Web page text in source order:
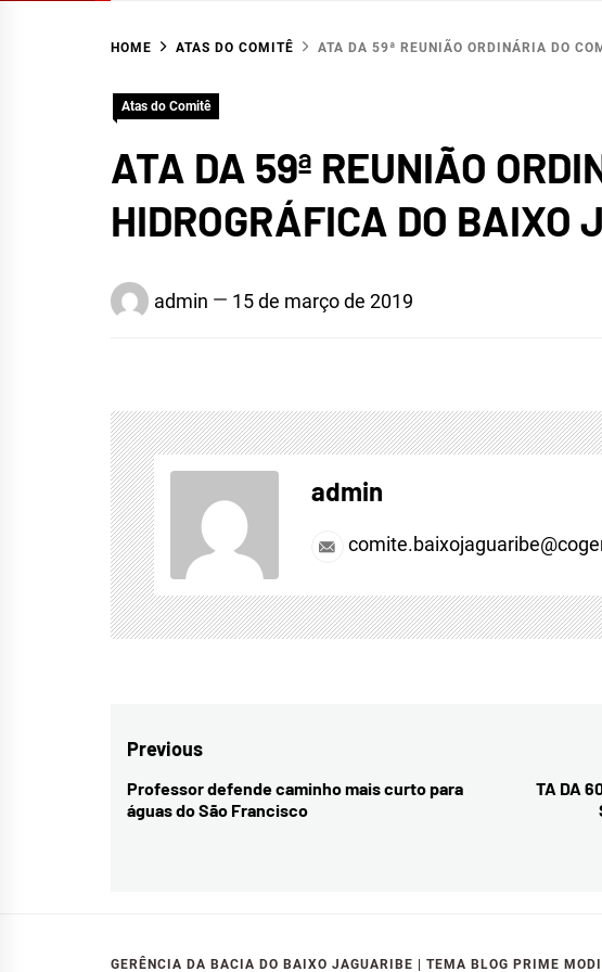
HOME ATAS DO COMITÊ ATA DA 59ª REUNIÃO ORDINÁRIA DO
Atas do Comitê
ATA DA 59ª REUNIÃO
HIDROGRÁFICA DO BAIXO
admin 15 de março de 2019
admin
Navegação
de
Post
Previous
Previous
post:
Professor defende caminho mais curto para
águas do São Francisco
TA DA
GERÊNCIA DA BACIA DO BAIXO JAGUARIBE | TEMA BLOG PRIME